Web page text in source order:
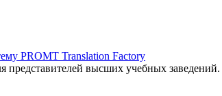
PROMT Translation Factory
высших учебных